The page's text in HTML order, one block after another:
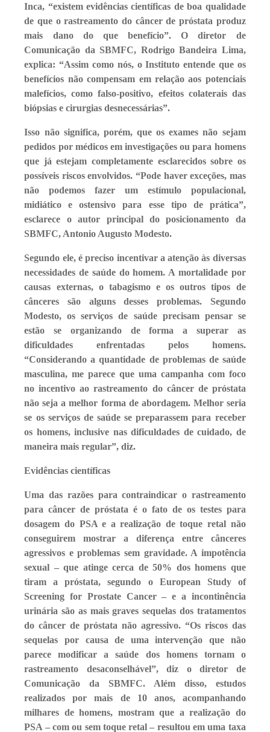
Inca, “existem evidências científicas de boa qualidade
de que o rastreamento do câncer de próstata produz
mais dano do que benefício”. O diretor de
Comunicação da SBMFC, Rodrigo Bandeira Lima,
explica: “Assim como nós, o Instituto entende que os
benefícios não compensam em relação aos potenciais
malefícios, como falso-positivo, efeitos colaterais das
biópsias e cirurgias desnecessárias”.
Isso não significa, porém, que os exames não sejam
pedidos por médicos em investigações ou para homens
que já estejam completamente esclarecidos sobre os
possíveis riscos envolvidos. “Pode haver exceções, mas
não podemos fazer um estímulo populacional,
midiático e ostensivo para esse tipo de prática”,
esclarece o autor principal do posicionamento da
SBMFC, Antonio Augusto Modesto.
Segundo ele, é preciso incentivar a atenção às diversas
necessidades de saúde do homem. A mortalidade por
causas externas, o tabagismo e os outros tipos de
cânceres são alguns desses problemas. Segundo
Modesto, os serviços de saúde precisam pensar se
estão se organizando de forma a superar as
dificuldades enfrentadas pelos homens.
“Considerando a quantidade de problemas de saúde
masculina, me parece que uma campanha com foco
no incentivo ao rastreamento do câncer de próstata
não seja a melhor forma de abordagem. Melhor seria
se os serviços de saúde se preparassem para receber
os homens, inclusive nas dificuldades de cuidado, de
maneira mais regular”, diz.
Evidências científicas
Uma das razões para contraindicar o rastreamento
para câncer de próstata é o fato de os testes para
dosagem do PSA e a realização de toque retal não
conseguirem mostrar a diferença entre cânceres
agressivos e problemas sem gravidade. A impotência
sexual – que atinge cerca de 50% dos homens que
tiram a próstata, segundo o European Study of
Screening for Prostate Cancer – e a incontinência
urinária são as mais graves sequelas dos tratamentos
do câncer de próstata não agressivo. “Os riscos das
sequelas por causa de uma intervenção que não
parece modificar a saúde dos homens tornam o
rastreamento desaconselhável”, diz o diretor de
Comunicação da SBMFC. Além disso, estudos
realizados por mais de 10 anos, acompanhando
milhares de homens, mostram que a realização do
PSA – com ou sem toque retal – resultou em uma taxa